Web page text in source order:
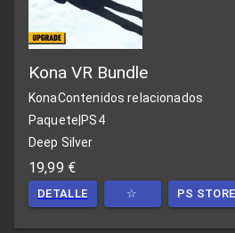
Kona VR Bundle
KonaContenidos relacionados
Paquete PS4
Deep Silver
19,99 €
DETALLE ☆ PS STORE